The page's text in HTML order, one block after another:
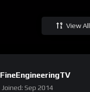
View All
FineEngineeringTV
Joined: Sep 2014